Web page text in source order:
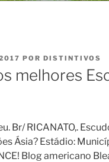
POR DISTINTIVOS
melhores
Br/ RICANATO,.
Ásia? Estádio:
Blog americano